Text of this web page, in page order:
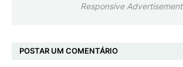
Responsive Advertisement
POSTAR UM COMENTÁRIO